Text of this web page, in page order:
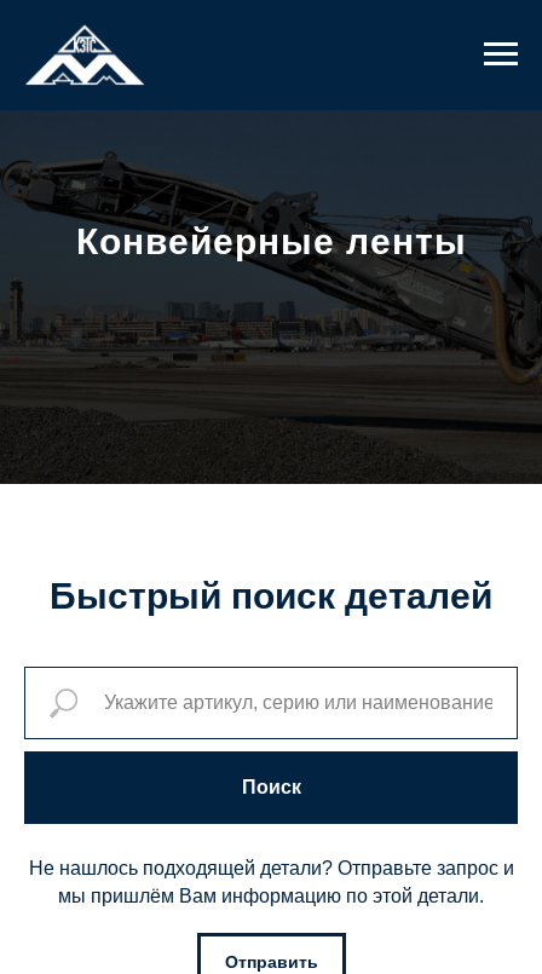
Конвейерные ленты
Быстрый поиск деталей
Поиск
Не нашлось подходящей детали? Отправьте запрос и
мы пришлём Вам информацию по этой детали.
Отправить